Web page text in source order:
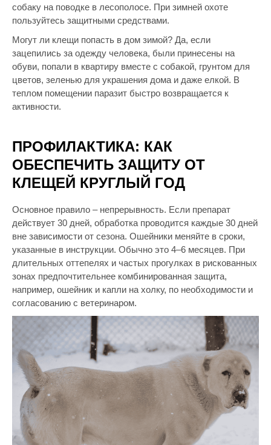
собаку на поводке в лесополосе. При зимней охоте
пользуйтесь защитными средствами.
Могут ли клещи попасть в дом зимой? Да, если
зацепились за одежду человека, были принесены на
обуви, попали в квартиру вместе с собакой, грунтом для
цветов, зеленью для украшения дома и даже елкой. В
теплом помещении паразит быстро возвращается к
активности.
ПРОФИЛАКТИКА: КАК
ОБЕСПЕЧИТЬ ЗАЩИТУ ОТ
КЛЕЩЕЙ КРУГЛЫЙ ГОД
Основное правило – непрерывность. Если препарат
действует 30 дней, обработка проводится каждые 30 дней
вне зависимости от сезона. Ошейники меняйте в сроки,
указанные в инструкции. Обычно это 4–6 месяцев. При
длительных оттепелях и частых прогулках в рискованных
зонах предпочтительнее комбинированная защита,
например, ошейник и капли на холку, по необходимости и
согласованию с ветеринаром.